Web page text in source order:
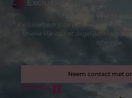
Exclusiefbedrijf.be biedt een selectie
unieke kijk op het dagelijks leven.
interesse.
Sitelinks
Neem contact met